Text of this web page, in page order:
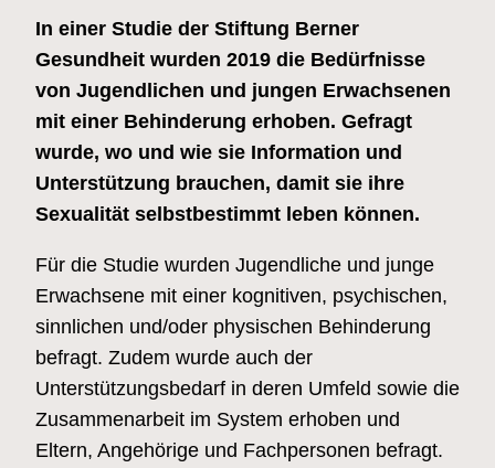
In einer Studie der Stiftung Berner
Gesundheit wurden 2019 die Bedürfnisse
von Jugendlichen und jungen Erwachsenen
mit einer Behinderung erhoben. Gefragt
wurde, wo und wie sie Information und
Unterstützung brauchen, damit sie ihre
Sexualität selbstbestimmt leben können.
Für die Studie wurden Jugendliche und junge
Erwachsene mit einer kognitiven, psychischen,
sinnlichen und/oder physischen Behinderung
befragt. Zudem wurde auch der
Unterstützungsbedarf in deren Umfeld sowie die
Zusammenarbeit im System erhoben und
Eltern, Angehörige und Fachpersonen befragt.